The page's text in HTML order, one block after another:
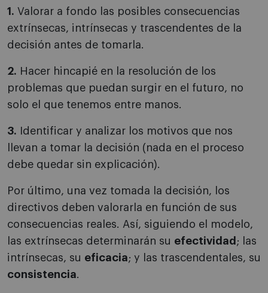
1. Valorar a fondo las posibles consecuencias
extrínsecas, intrínsecas y trascendentes de la
decisión antes de tomarla.
2. Hacer hincapié en la resolución de los
problemas que puedan surgir en el futuro, no
solo el que tenemos entre manos.
3. Identificar y analizar los motivos que nos
llevan a tomar la decisión (nada en el proceso
debe quedar sin explicación).
Por último, una vez tomada la decisión, los
directivos deben valorarla en función de sus
consecuencias reales. Así, siguiendo el modelo,
las extrínsecas determinarán su efectividad ; las
intrínsecas, su eficacia; y las trascendentales, su
consistencia.